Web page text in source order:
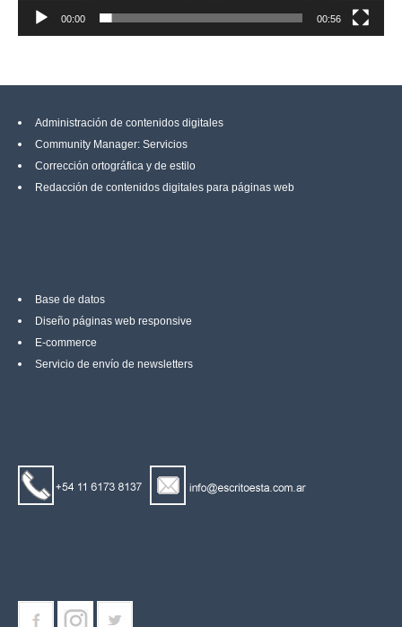
00:00 00:56
Administración de contenidos digitales
Community Manager: Servicios
Corrección ortográfica y de estilo
Redacción de contenidos digitales para páginas web
Base de datos
Diseño páginas web responsive
E-commerce
Servicio de envío de newsletters